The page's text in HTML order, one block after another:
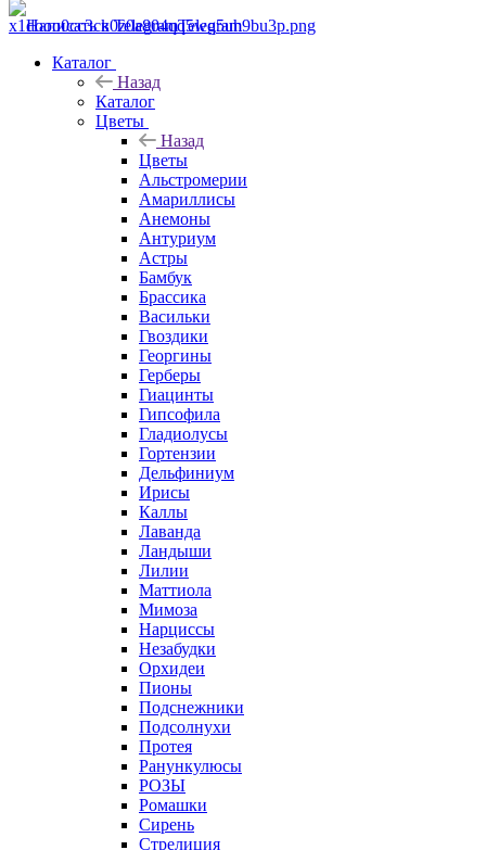
Написать в TelegramTelegram
Каталог
Назад
Каталог
Цветы
Назад
Цветы
Альстромерии
Амариллисы
Анемоны
Антуриум
Астры
Бамбук
Брассика
Васильки
Гвоздики
Георгины
Герберы
Гиацинты
Гипсофила
Гладиолусы
Гортензии
Дельфиниум
Ирисы
Каллы
Лаванда
Ландыши
Лилии
Маттиола
Мимоза
Нарциссы
Незабудки
Орхидеи
Пионы
Подснежники
Подсолнухи
Протея
Ранункулюсы
РОЗЫ
Ромашки
Сирень
Стрелиция